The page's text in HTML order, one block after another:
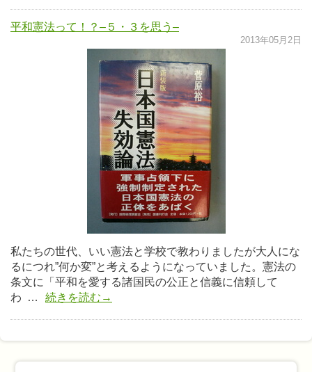
平和憲法って！？–５・３を思う–
2013年05月2日
私たちの世代、いい憲法と学校で教わりましたが大人にな
るにつれ”何か変”と考えるようになっていました。憲法の
条文に「平和を愛する諸国民の公正と信義に信頼して
わ …
続きを読む→